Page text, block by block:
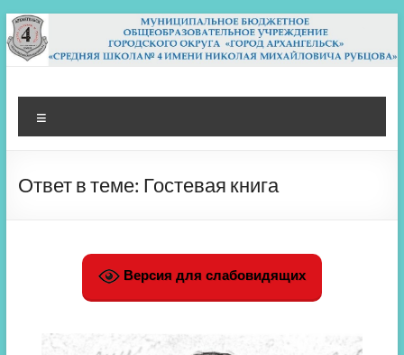
Перейти
к
содержимому
МБОУ СШ 4
Архангельск
Ответ в теме: Гостевая книга
Версия для слабовидящих